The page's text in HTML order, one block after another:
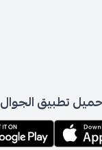
تطبيق الجوال